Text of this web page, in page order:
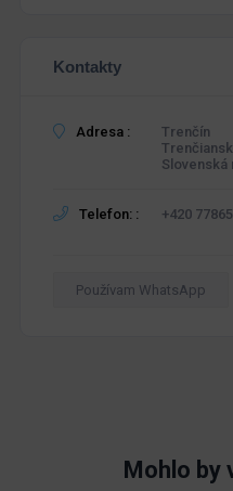
Kontakty
Adresa :
Trenčín
Slovenská
Telefon: : +420
Používam WhatsApp
Mohlo by